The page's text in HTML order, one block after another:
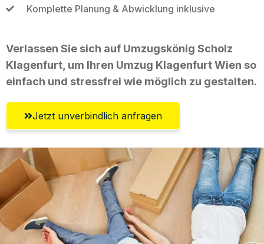
Komplette Planung & Abwicklung inklusive
Verlassen Sie sich auf Umzugskönig Scholz
Klagenfurt, um Ihren Umzug Klagenfurt Wien so
einfach und stressfrei wie möglich zu gestalten.
Jetzt unverbindlich anfragen